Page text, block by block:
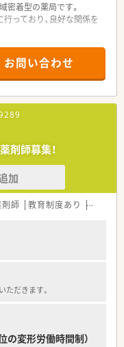
来的には企業型確定拠出
ります。
の取得率（実績：70％前
やすい環境です。
業員も多いほか、介護休
い環境が整っています。
人事、コンプライアンス、
ることができます。
福利厚生も充実しており
は会社都合の無理な異動
されている薬剤師様も多
着型の薬局です。
っており、良好な関係を
ます。
お問い合わせ
剤師募集！
加
師 教育制度あり シフト
ただきます。
の変形労働時間制）